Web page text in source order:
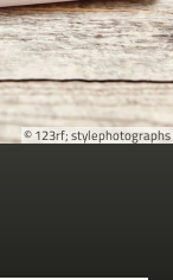
© 123rf; stylephotographs